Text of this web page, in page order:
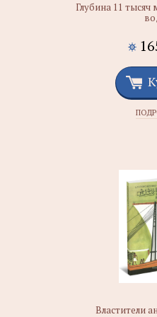
Глубина 11
Властители